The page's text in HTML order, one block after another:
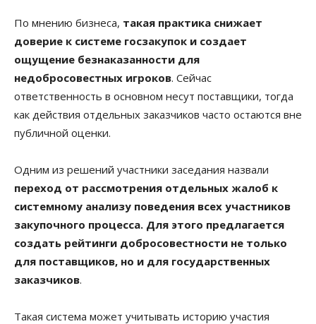
По мнению бизнеса, такая практика снижает
доверие к системе госзакупок и создает
ощущение безнаказанности для
недобросовестных игроков. Сейчас
ответственность в основном несут поставщики, тогда
как действия отдельных заказчиков часто остаются вне
публичной оценки.
Одним из решений участники заседания назвали
переход от рассмотрения отдельных жалоб к
системному анализу поведения всех участников
закупочного процесса. Для этого предлагается
создать рейтинги добросовестности не только
для поставщиков, но и для государственных
заказчиков.
Такая система может учитывать историю участия